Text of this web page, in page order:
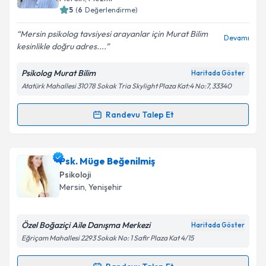
Kişisel verilerimin işlenmesine ilişkin
kapsamda işlenmesini kabul ediyorum.
Takvim Talebini Gönder
5 (6 Değerlendirme)
Mersin psikolog tavsiyesi arayanlar için Murat Bilim
kesinlikle doğru adres....
Devamı
Psikolog Murat Bilim Haritada Göster
Atatürk Mahallesi 31078 Sokak Tria Skylight Plaza Kat:4 No:7, 33340
Randevu Talep Et
Randevu Takvimi Talebi
Psk. Murat Bilim için randevu takvimi talebi oluşturun.
Size bu uzmandan randevu almanız için bir takvim
hazırlandığında e-posta ile bilgilendireceğiz.
Psk. Müge Beğenilmiş
Psikoloji
Mersin, Yenişehir
Özel Boğaziçi Aile Danışma Merkezi Haritada Göster
Eğriçam Mahallesi 2293 Sokak No: 1 Safir Plaza Kat 4/15